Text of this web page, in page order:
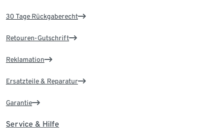
30 Tage Rückgaberecht
Retouren-Gutschrift
Reklamation
Ersatzteile & Reparatur
Garantie
Service & Hilfe